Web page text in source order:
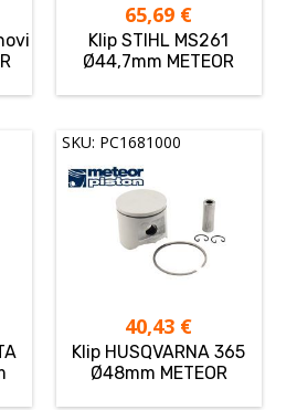
65,69 €
Klip STIHL MS261
Ø44,7mm METEOR
SKU: PC1681000
40,43 €
Klip HUSQVARNA 365
Ø48mm METEOR